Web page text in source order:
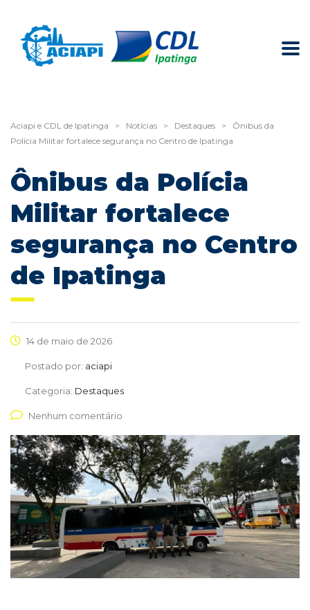
Aciapi e CDL de Ipatinga > Notícias > Destaques >
Ônibus da
Polícia Militar fortalece segurança no Centro de Ipatinga
Ônibus da Polícia
Militar fortalece
segurança no Centro
de Ipatinga
14 de maio de 2026
Postado por: aciapi
Categoria: Destaques
Nenhum comentário